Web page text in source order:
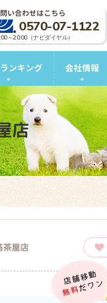
い合わせはこちら
0570-07-1122
～20:00（ナビダイヤル）
ンキング 会社情報
店
屋店